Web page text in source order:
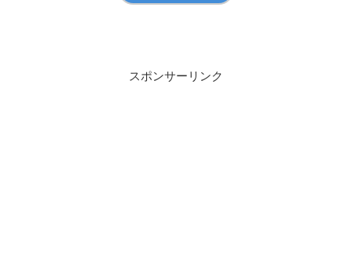
スポンサーリンク